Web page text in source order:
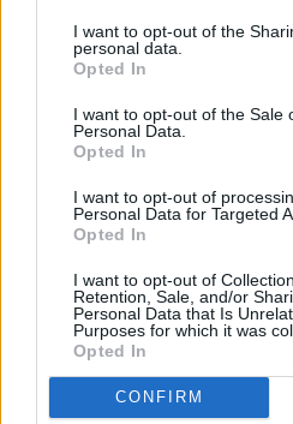
de su consentimiento, pero
rechazar tal procesamiento. Sus
cualquier momento entrando de
visitando nuestra política de
I want to opt-out of the
personal data.
Opted In
I want to opt-out of the Sale
Personal Data.
Opted In
I want to opt-out of
Personal Data for Targeted
Opted In
I want to opt-out of
Retention, Sale, and/or
Personal Data that Is
Purposes for which it was
Opted In
CONFIRM